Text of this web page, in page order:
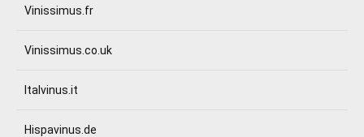
Vinissimus.fr
Vinissimus.co.uk
Italvinus.it
Hispavinus.de